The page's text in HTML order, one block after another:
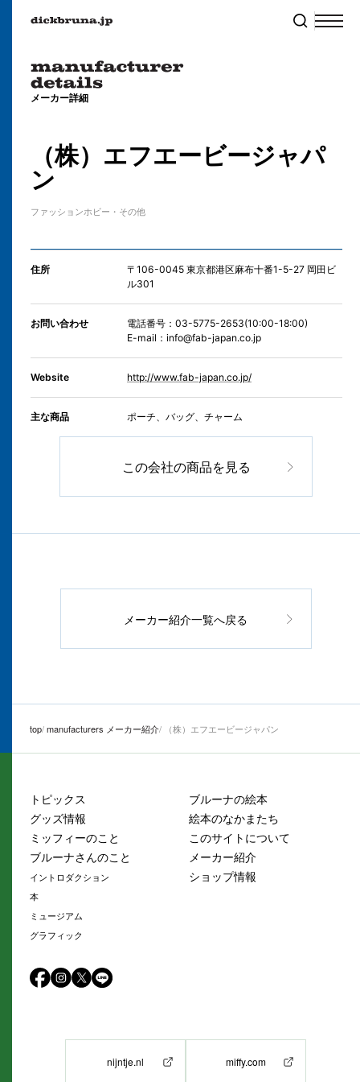
メーカー詳細
（株）エフエービージャパ
ン
ファッションホビー・その他
住所
〒106-0045 東京都港区麻布十番1-5-27 岡田ビ
ル301
お問い合わせ
電話番号：03-5775-2653(10:00-18:00)
E-mail：info@fab-japan.co.jp
Website http://www.fab-japan.co.jp/
主な商品 ポーチ、バッグ、チャーム
この会社の商品を見る
メーカー紹介一覧へ戻る
top manufacturers メーカー紹介 （株）エフエービージャパン
トピックス
グッズ情報
ミッフィーのこと
ブルーナさんのこと
イントロダクション
本
ミュージアム
グラフィック
ブルーナの絵本
絵本のなかまたち
このサイトについて
メーカー紹介
ショップ情報
nijntje.nl miffy.com